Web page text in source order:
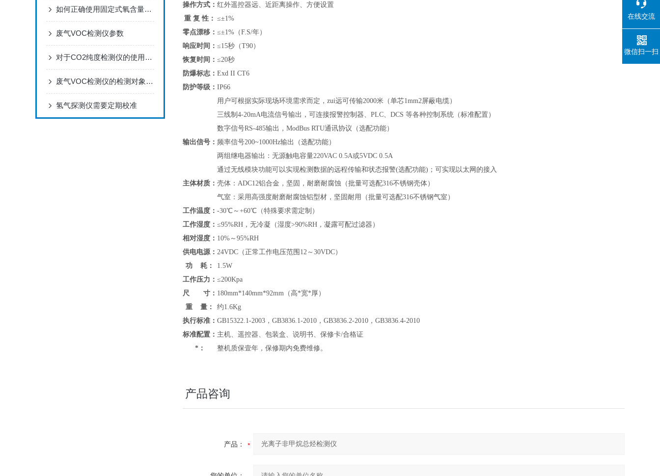
如何正确使用固定式氧含量检测仪？
废气VOC检测仪参数
对于CO2纯度检测仪的使用你做的正确吗？看这里！
废气VOC检测仪的检测对象都有哪些？
氢气探测仪需要定期校准
操作方式： 红外遥控器远、近距离操作、方便设置
重 复 性： ≤±1%
零点漂移： ≤±1%（F.S/年）
响应时间： ≤15秒（T90）
恢复时间： ≤20秒
防爆标志： Exd II CT6
防护等级： IP66
输出信号：
用户可根据实际现场环境需求而定，zui远可传输2000米（单芯1mm2屏蔽电缆）
三线制4-20mA电流信号输出，可连接报警控制器、PLC、DCS 等各种控制系统（标准配置）
数字信号RS-485输出， ModBus RTU通讯协议 （选配功能）
频率信号200~1000Hz输出（选配功能）
两组继电器输出：无源触电容量220VAC 0.5A或5VDC 0.5A
通过无线模块功能可以实现检测数据的远程传输和状态报警(选配功能)；可实现以太网的接入
主体材质： 壳体：ADC12铝合金，坚固，耐磨耐腐蚀（批量可选配316不锈钢壳体）
气室：采用高强度耐磨耐腐蚀铝型材，坚固耐用（批量可选配316不锈钢气室）
工作温度： -30℃～+60℃（特殊要求需定制）
工作湿度： ≤95%RH，无冷凝（湿度>90%RH，凝露可配过滤器）
相对湿度： 10%～95%RH
供电电源： 24VDC（正常工作电压范围12～30VDC）
功 耗：
1.5W
工作压力： ≤200Kpa
尺 寸： 180mm*140mm*92mm（高*宽*厚）
重 量：
约1.6Kg
执行标准： GB15322.1-2003，GB3836.1-2010，GB3836.2-2010，GB3836.4-2010
标准配置： 主机、遥控器、包装盒、说明书、保修卡/合格证
*：
整机质保壹年，保修期内免费维修。
产品咨询
产品：
在线交流
微信扫一扫